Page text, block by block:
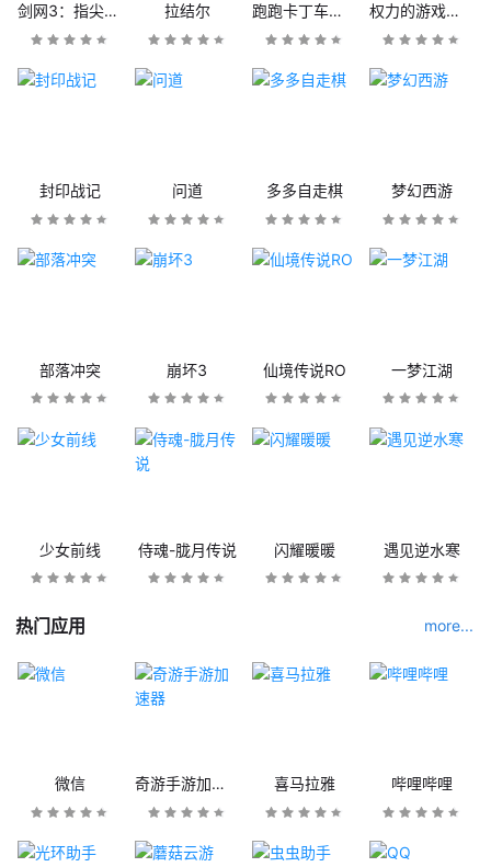
剑网3：指尖江湖 拉结尔 跑跑卡丁车官方竞速版 权力的游戏：凛冬将至
封印战记 问道 多多自走棋 梦幻西游
部落冲突 崩坏3 仙境传说RO 一梦江湖
少女前线 侍魂-胧月传说 闪耀暖暖 遇见逆水寒
热门应用 more...
微信 奇游手游加速器 喜马拉雅 哔哩哔哩